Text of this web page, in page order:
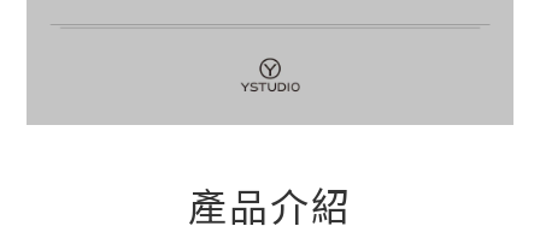
產品介紹